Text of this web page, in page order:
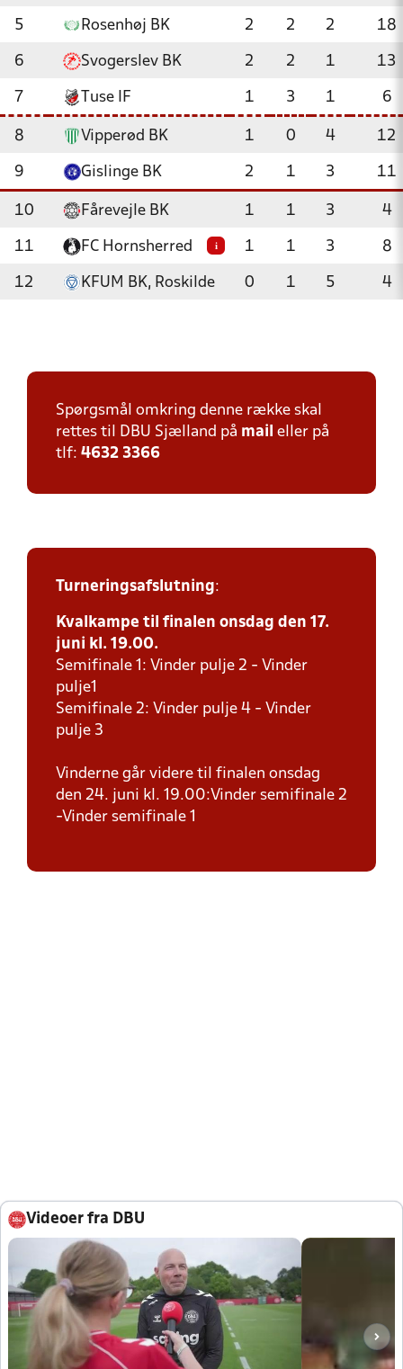
5 Rosenhøj BK 2 2 2 18
6 Svogerslev BK 2 2 1 13
7 Tuse IF 1 3 1 6
8 Vipperød BK 1 0 4 12
9 Gislinge BK 2 1 3 11
10 Fårevejle BK 1 1 3 4
11 FC Hornsherred i 1 1 3 8
12 KFUM BK, Roskilde 0 1 5 4
Spørgsmål omkring denne række skal
rettes til DBU Sjælland på mail eller på
tlf: 4632 3366
Turneringsafslutning:
Kvalkampe til finalen onsdag den 17.
juni kl. 19.00.
Semifinale 1: Vinder pulje 2 - Vinder
pulje1
Semifinale 2: Vinder pulje 4 - Vinder
pulje 3
Vinderne går videre til finalen onsdag
den 24. juni kl. 19.00:Vinder semifinale 2
-Vinder semifinale 1
Videoer fra DBU